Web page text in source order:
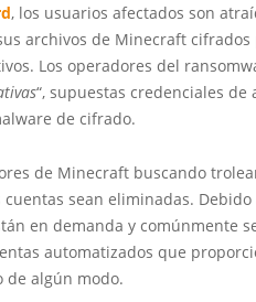
, los usuarios afectados son
archivos de Minecraft cifrados
Los operadores del
“, supuestas credenciales de
de cifrado.
de Minecraft buscando
sean eliminadas. ​Debido
en demanda y comúnmente
automatizados que
de algún modo.